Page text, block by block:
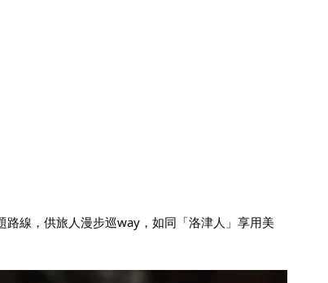
路線，供旅人漫步巡way，如同「洛津人」享用美